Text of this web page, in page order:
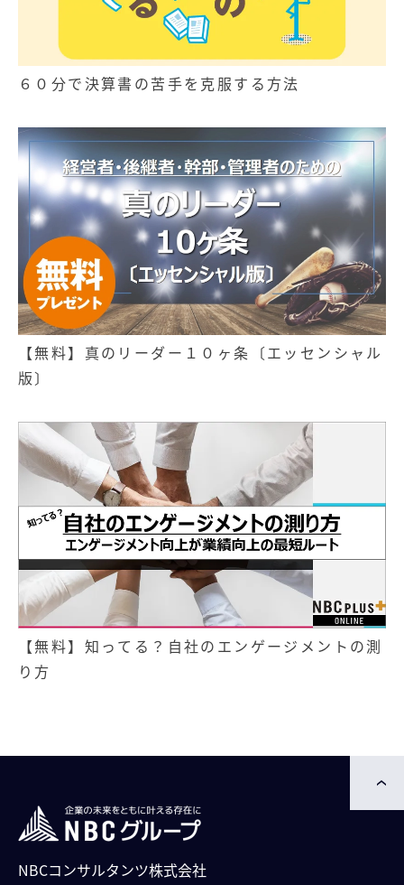
６０分で決算書の苦手を克服する方法
【無料】真のリーダー１０ヶ条〔エッセンシャル
版〕
【無料】知ってる？自社のエンゲージメントの測
り方
NBCコンサルタンツ株式会社